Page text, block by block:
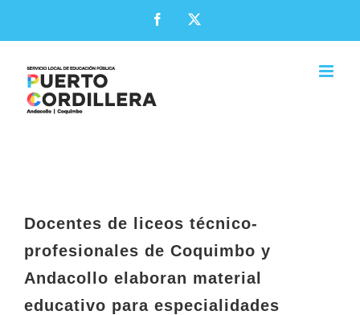
Facebook
Docentes de liceos técnico-
profesionales de Coquimbo y
Andacollo elaboran material
educativo para especialidades